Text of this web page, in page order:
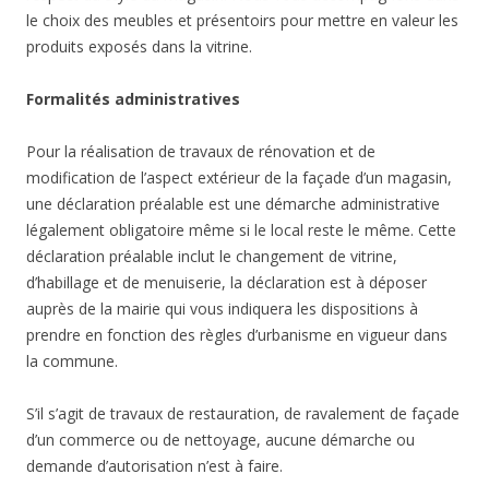
le choix des meubles et présentoirs pour mettre en valeur les
produits exposés dans la vitrine.
Formalités administratives
Pour la réalisation de travaux de rénovation et de
modification de l’aspect extérieur de la façade d’un magasin,
une déclaration préalable est une démarche administrative
légalement obligatoire même si le local reste le même. Cette
déclaration préalable inclut le changement de vitrine,
d’habillage et de menuiserie, la déclaration est à déposer
auprès de la mairie qui vous indiquera les dispositions à
prendre en fonction des règles d’urbanisme en vigueur dans
la commune.
S’il s’agit de travaux de restauration, de ravalement de façade
d’un commerce ou de nettoyage, aucune démarche ou
demande d’autorisation n’est à faire.